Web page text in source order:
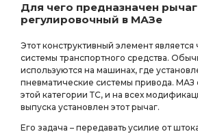
Для чего предназначен рычаг
регулировочный в МАЗе
Этот конструктивный элемент
системы транспортного средства.
используются на машинах, где
пневматические системы привода. МАЗ
этой категории ТС, и на всех
выпуска установлен этот рычаг.
Его задача – передавать усилие от